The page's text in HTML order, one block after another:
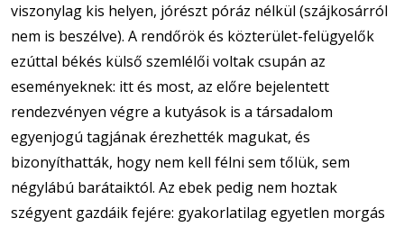
viszonylag kis helyen, jórészt póráz nélkül (szájkosárról
nem is beszélve). A rendőrök és közterület-felügyelők
ezúttal békés külső szemlélői voltak csupán az
eseményeknek: itt és most, az előre bejelentett
rendezvényen végre a kutyások is a társadalom
egyenjogú tagjának érezhették magukat, és
bizonyíthatták, hogy nem kell félni sem tőlük, sem
négylábú barátaiktól. Az ebek pedig nem hoztak
szégyent gazdáik fejére: gyakorlatilag egyetlen morgás